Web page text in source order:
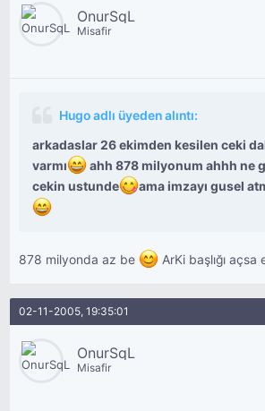
OnurSqL
Misafir
Hugo adlı üyeden alıntı:
arkadaslar 26 ekimden kesilen ceki
varmı
ahh 878 milyonum ahhh ne
cekin ustunde
ama imzayı gusel
878 milyonda az be ArKi başlığı
02-11-2005, 19:35:01
OnurSqL
Misafir